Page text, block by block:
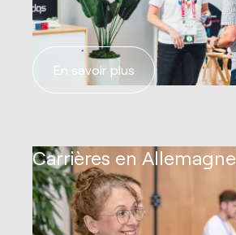
En savoir plus
Carrières en Allemagne